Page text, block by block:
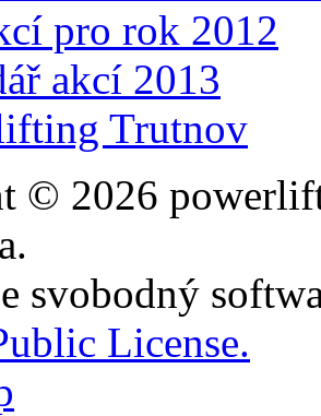
pro rok 2012
akcí 2013
Trutnov
© 2026
svobodný
License.